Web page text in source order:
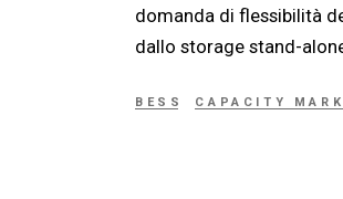
domanda di flessibilità
dallo storage stand-
BESS CAPACITY